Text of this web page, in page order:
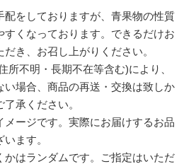
をしておりますが、青果物の性質
すくなっております。できるだけお
き、お召し上がりください。
不明・長期不在等含む)により、
い場合、商品の再送・交換は致しか
承ください。
ージです。実際にお届けするお品
ます。
はランダムです。ご指定はいただ